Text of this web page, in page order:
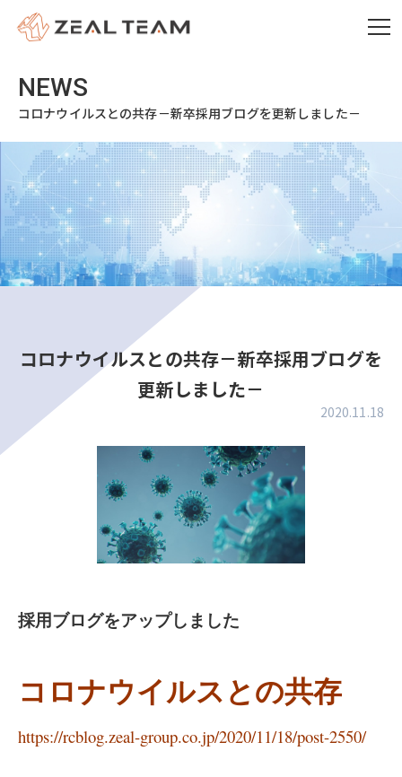
コロナウイルスとの共存－新卒採用ブログを更新しました－
コロナウイルスとの共存－新卒採用ブログを
更新しました－
2020.11.18
採用ブログをアップしました
コロナウイルスとの共存
https://rcblog.zeal-group.co.jp/2020/11/18/post-2550/